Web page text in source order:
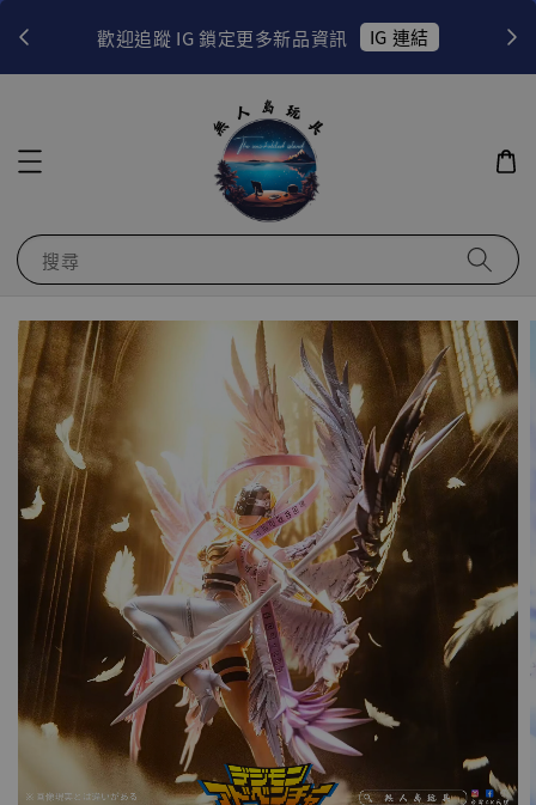
歡迎追蹤 IG 鎖定更多新品資訊 IG 連結
搜尋